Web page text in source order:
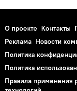
О проекте Контакты
Реклама Новости
Политика
Политика
Правила применения